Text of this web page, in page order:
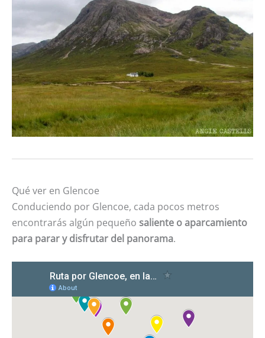
Qué ver en Glencoe
Conduciendo por Glencoe, cada pocos metros
encontrarás algún pequeño saliente o aparcamiento
para parar y disfrutar del panorama.